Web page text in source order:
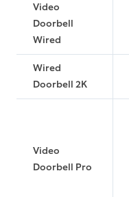
Video
Doorbell
Wired
Wired
Doorbell 2K
Video
Doorbell Pro